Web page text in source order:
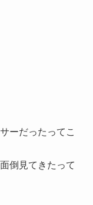
ーだったってこ
倒見てきたって